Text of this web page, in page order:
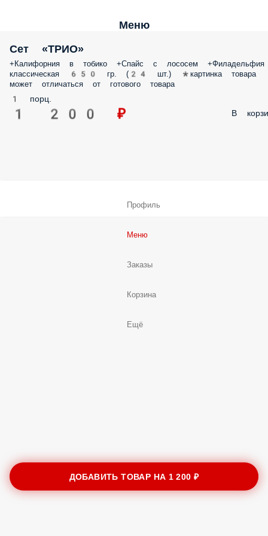
Меню
Сет «ТРИО»
+Калифорния в тобико +Спайс с лососем +Филадельфия
классическая 650 гр. (24 шт.) *картинка товара
может отличаться от готового товара
1 порц.
1 200 ₽ В
ДОБАВИТЬ ТОВАР НА 1 200 ₽
Профиль
Меню
Заказы
Корзина
Ещё